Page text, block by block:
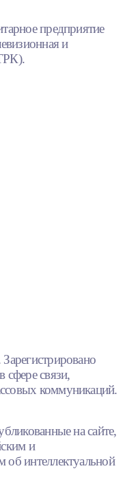
предприятие
и
сфере связи,
коммуникаций.
на сайте,
и
об интеллектуальной